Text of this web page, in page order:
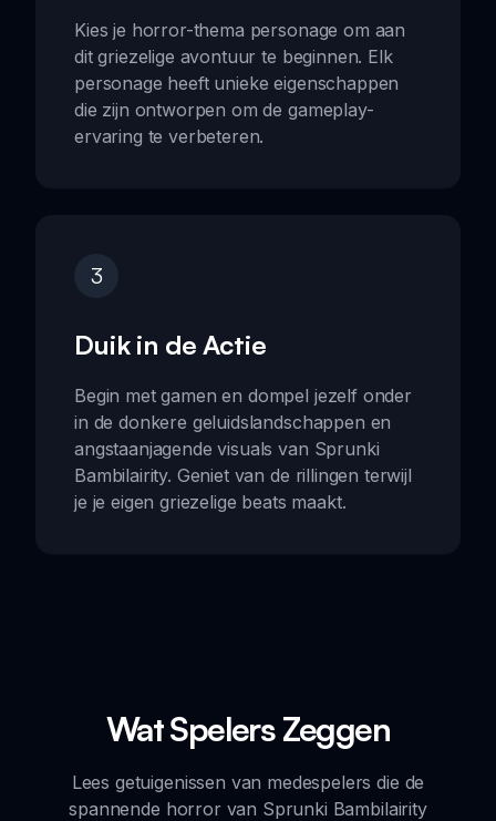
Kies je horror-thema personage om aan
dit griezelige avontuur te beginnen. Elk
personage heeft unieke eigenschappen
die zijn ontworpen om de gameplay-
ervaring te verbeteren.
3
Duik in de Actie
Begin met gamen en dompel jezelf onder
in de donkere geluidslandschappen en
angstaanjagende visuals van Sprunki
Bambilairity. Geniet van de rillingen terwijl
je je eigen griezelige beats maakt.
Wat Spelers Zeggen
Lees getuigenissen van medespelers die de
spannende horror van Sprunki Bambilairity